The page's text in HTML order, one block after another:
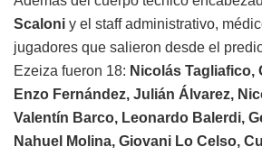
Scaloni y el staff administrativo,
jugadores que salieron desde el
Ezeiza fueron 18: Nicolás Tagliafico,
Enzo Fernández, Julián Álvarez,
Valentín Barco, Leonardo Balerdi,
Nahuel Molina, Giovani Lo Celso,